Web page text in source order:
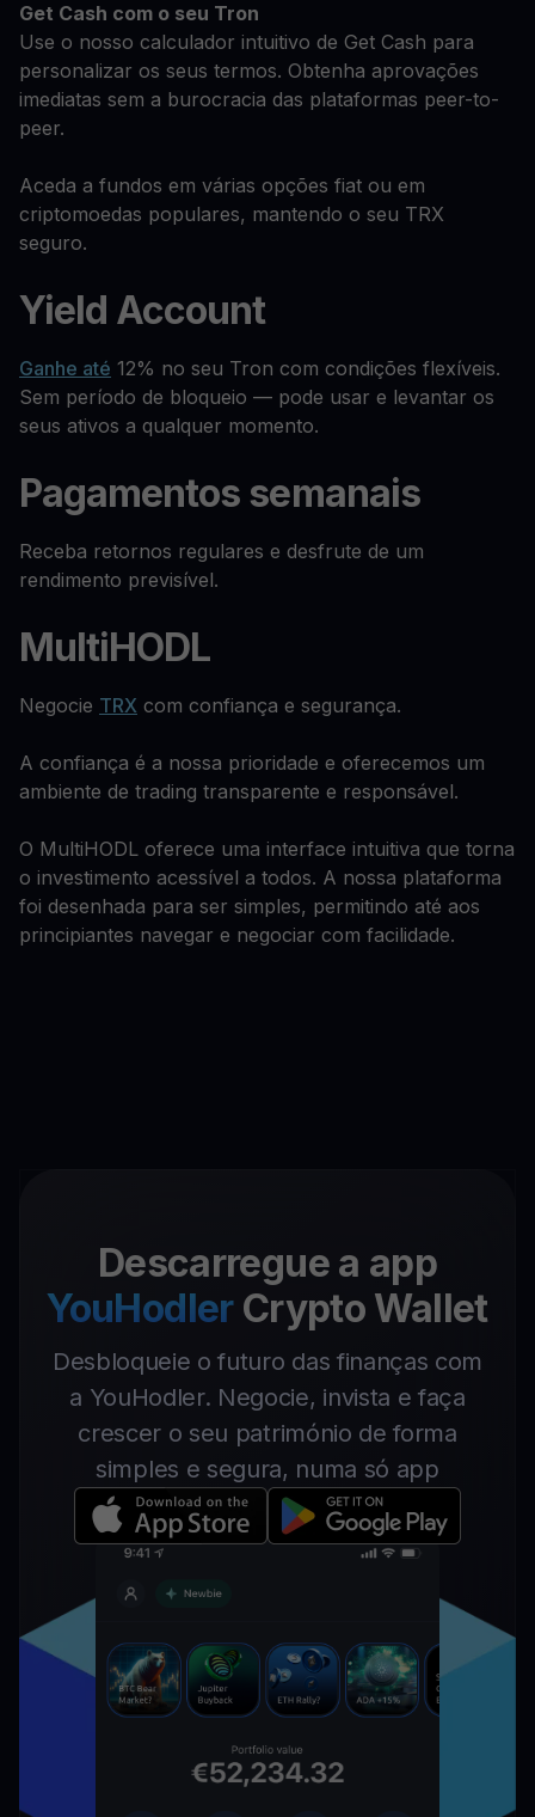
Get Cash com o seu Tron
Use o nosso calculador intuitivo de Get Cash para
personalizar os seus termos. Obtenha aprovações
imediatas sem a burocracia das plataformas peer-to-
peer.
Aceda a fundos em várias opções fiat ou em
criptomoedas populares, mantendo o seu TRX
seguro.
Yield Account
Ganhe até 12% no seu Tron com condições flexíveis.
Sem período de bloqueio — pode usar e levantar os
seus ativos a qualquer momento.
Pagamentos semanais
Receba retornos regulares e desfrute de um
rendimento previsível.
MultiHODL
Negocie TRX com confiança e segurança.
A confiança é a nossa prioridade e oferecemos um
ambiente de trading transparente e responsável.
O MultiHODL oferece uma interface intuitiva que torna
o investimento acessível a todos. A nossa plataforma
foi desenhada para ser simples, permitindo até aos
principiantes navegar e negociar com facilidade.
Descarregue a app
YouHodler Crypto Wallet
Desbloqueie o futuro das finanças com
a YouHodler. Negocie, invista e faça
crescer o seu património de forma
simples e segura, numa só app